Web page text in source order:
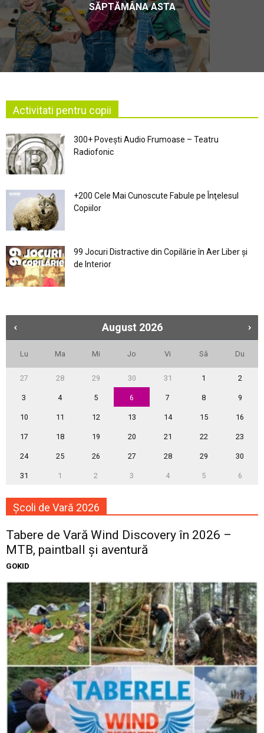
SĂPTĂMÂNA ASTA
Activitati pentru copii
300+ Povești Audio Frumoase – Teatru
Radiofonic
+200 Cele Mai Cunoscute Fabule pe Înţelesul
Copiilor
99 Jocuri Distractive din Copilărie în Aer Liber şi
de Interior
August 2026
Lu Ma Mi Jo Vi Sâ Du
27 28 29 30 31 1 2
3 4 5 6 7 8 9
10 11 12 13 14 15 16
17 18 19 20 21 22 23
24 25 26 27 28 29 30
31 1 2 3 4 5 6
Școli de Vară 2026
Tabere de Vară Wind Discovery în 2026 –
MTB, paintball și aventură
GOKID